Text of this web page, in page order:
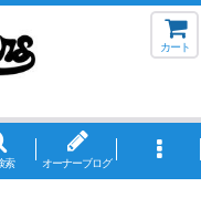
カート
索 オーナーブログ